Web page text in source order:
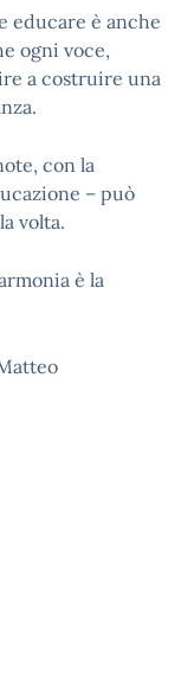
educare è anche
ogni voce,
a costruire una
con la
– può
volta.
è la